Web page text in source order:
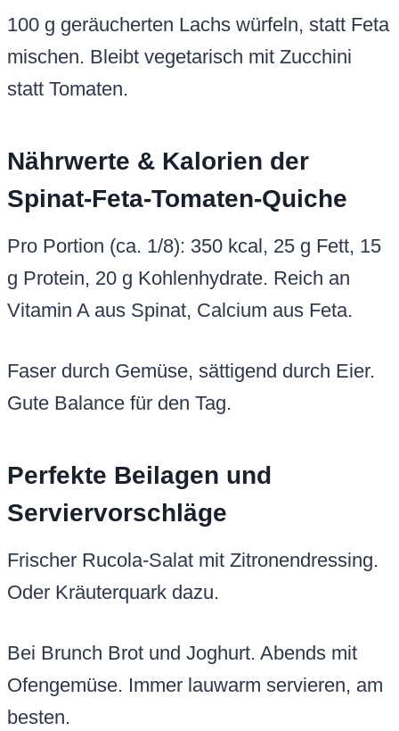
100 g geräucherten Lachs würfeln, statt Feta
mischen. Bleibt vegetarisch mit Zucchini
statt Tomaten.
Nährwerte & Kalorien der
Spinat-Feta-Tomaten-Quiche
Pro Portion (ca. 1/8): 350 kcal, 25 g Fett, 15
g Protein, 20 g Kohlenhydrate. Reich an
Vitamin A aus Spinat, Calcium aus Feta.
Faser durch Gemüse, sättigend durch Eier.
Gute Balance für den Tag.
Perfekte Beilagen und
Serviervorschläge
Frischer Rucola-Salat mit Zitronendressing.
Oder Kräuterquark dazu.
Bei Brunch Brot und Joghurt. Abends mit
Ofengemüse. Immer lauwarm servieren, am
besten.